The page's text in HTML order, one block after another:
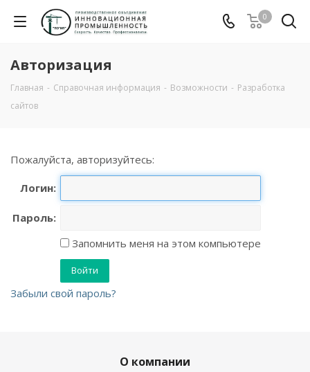
0
Авторизация
Главная - Справочная информация - Возможности - Разработка
сайтов
Пожалуйста, авторизуйтесь:
Логин:
Пароль:
Запомнить меня на этом компьютере
Забыли свой пароль?
О компании